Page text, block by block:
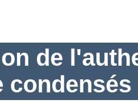
de
condensés